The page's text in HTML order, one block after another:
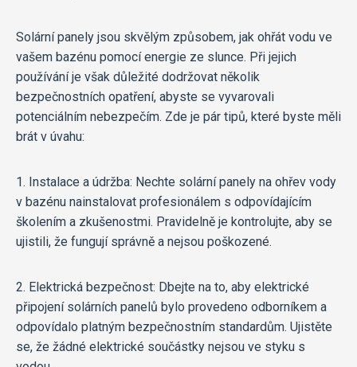
Solární panely jsou skvělým způsobem, jak ohřát vodu ve
vašem bazénu pomocí energie ze slunce. Při jejich
používání je však důležité dodržovat několik
bezpečnostních opatření, abyste se vyvarovali
potenciálním nebezpečím. Zde je pár tipů, které byste měli
brát v úvahu:
1. Instalace a údržba: Nechte solární panely na ohřev vody
v bazénu nainstalovat profesionálem s odpovídajícím
školením a zkušenostmi. Pravidelně je kontrolujte, aby se
ujistili, že fungují správně a nejsou poškozené.
2. Elektrická bezpečnost: Dbejte na to, aby elektrické
připojení solárních panelů bylo provedeno odborníkem a
odpovídalo platným bezpečnostním standardům. Ujistěte
se, že žádné elektrické součástky nejsou ve styku s